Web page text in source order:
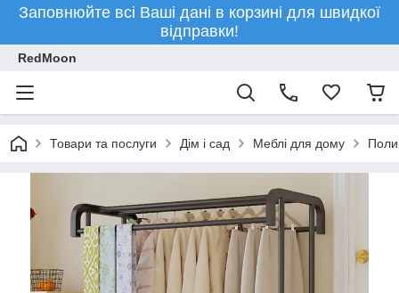
Заповнюйте всі Ваші дані в корзині для швидкої
відправки!
RedMoon
Товари та послуги Дім і сад Меблі для дому